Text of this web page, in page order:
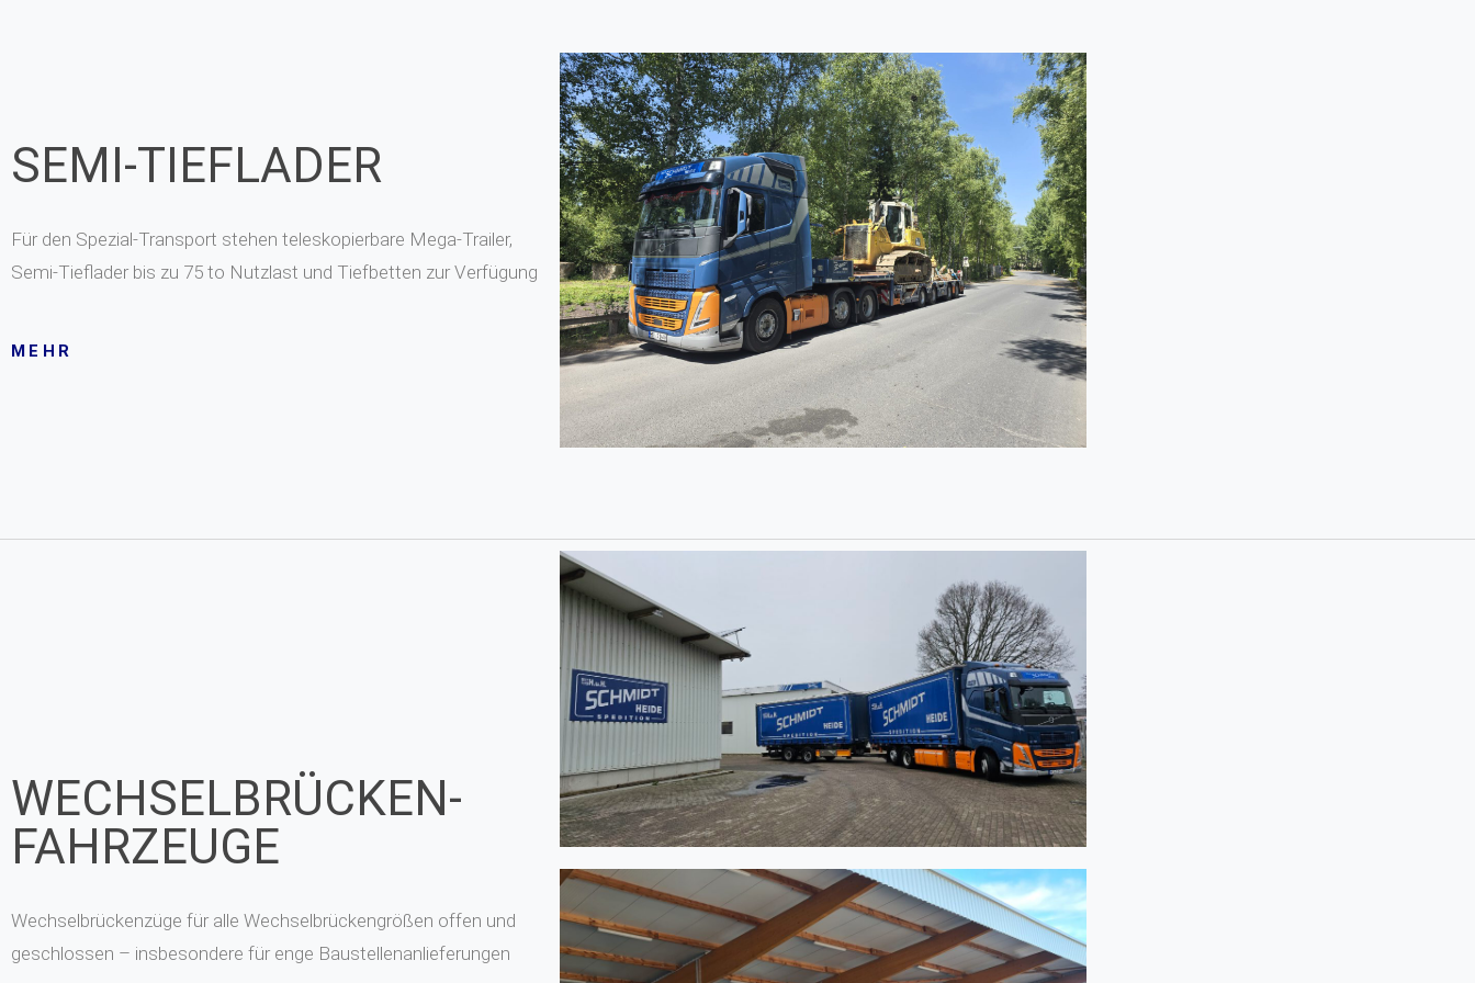
SEMI-TIEFLADER
Für den Spezial-Transport stehen teleskopierbare Mega-Trailer,
Semi-Tieflader bis zu 75 to Nutzlast und Tiefbetten zur Verfügung
MEHR
WECHSELBRÜCKEN-
FAHRZEUGE
Wechselbrückenzüge für alle Wechselbrückengrößen offen und
geschlossen – insbesondere für enge Baustellenanlieferungen